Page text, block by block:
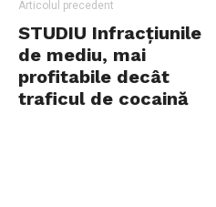
Articolul precedent
STUDIU Infracțiunile
de mediu, mai
profitabile decât
traficul de cocaină